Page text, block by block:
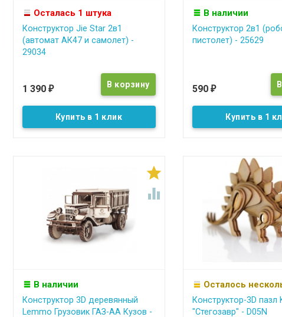
Осталась 1 штука
Конструктор Jie Star 2в1
(автомат АК47 и самолет) -
29034
1 390 ₽
Купить в 1 клик
В наличии
Конструктор 2в1
пистолет) - 25629
590 ₽
Купить в 1


В наличии
Конструктор 3D деревянный
Lemmo Грузовик ГАЗ-АА Кузов -
Осталось
Конструктор-3D пазл
"Стегозавр" - D05N